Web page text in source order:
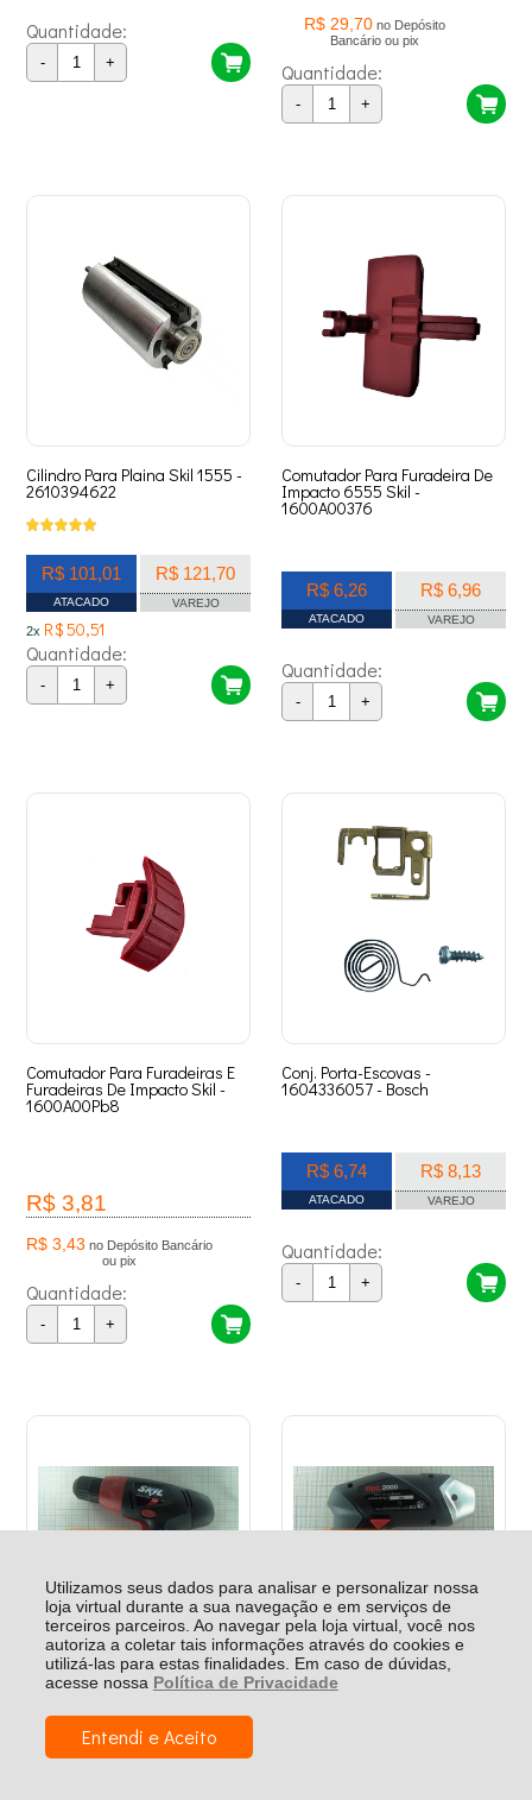
Utilizamos seus dados para analisar e personalizar nossa
loja virtual durante a sua navegação e em serviços de
terceiros parceiros. Ao navegar pela loja virtual, você nos
autoriza a coletar tais informações através do cookies e
utilizá-las para estas finalidades. Em caso de dúvidas,
acesse nossa Política de Privacidade
Entendi e Aceito
Quantidade:
- +
R$ 29,70 no Depósito
Bancário ou pix
Quantidade:
- +
Cilindro Para Plaina Skil 1555 -
2610394622
R$ 101,01
ATACADO
R$ 121,70
VAREJO
2x R$ 50,51
Quantidade:
- +
Comutador Para Furadeira De
Impacto 6555 Skil -
1600A00376
R$ 6,26
ATACADO
R$ 6,96
VAREJO
Quantidade:
- +
Comutador Para Furadeiras E
Furadeiras De Impacto Skil -
1600A00Pb8
R$ 3,81
R$ 3,43 no Depósito Bancário
ou pix
Quantidade:
- +
Conj. Porta-Escovas -
1604336057 - Bosch
R$ 6,74
ATACADO
R$ 8,13
VAREJO
Quantidade:
- +
Conjunto Basico Reposicao Skil
2355 12V - F012235500
Conjunto Basico Reposicao